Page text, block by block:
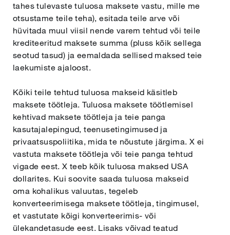
tahes tulevaste tuluosa maksete vastu, mille me
otsustame teile teha), esitada teile arve või
hüvitada muul viisil nende varem tehtud või teile
krediteeritud maksete summa (pluss kõik sellega
seotud tasud) ja eemaldada sellised maksed teie
laekumiste ajaloost.
Kõiki teile tehtud tuluosa makseid käsitleb
maksete töötleja. Tuluosa maksete töötlemisel
kehtivad maksete töötleja ja teie panga
kasutajalepingud, teenusetingimused ja
privaatsuspoliitika, mida te nõustute järgima. X ei
vastuta maksete töötleja või teie panga tehtud
vigade eest. X teeb kõik tuluosa maksed USA
dollarites. Kui soovite saada tuluosa makseid
oma kohalikus valuutas, tegeleb
konverteerimisega maksete töötleja, tingimusel,
et vastutate kõigi konverteerimis- või
ülekandetasude eest. Lisaks võivad teatud